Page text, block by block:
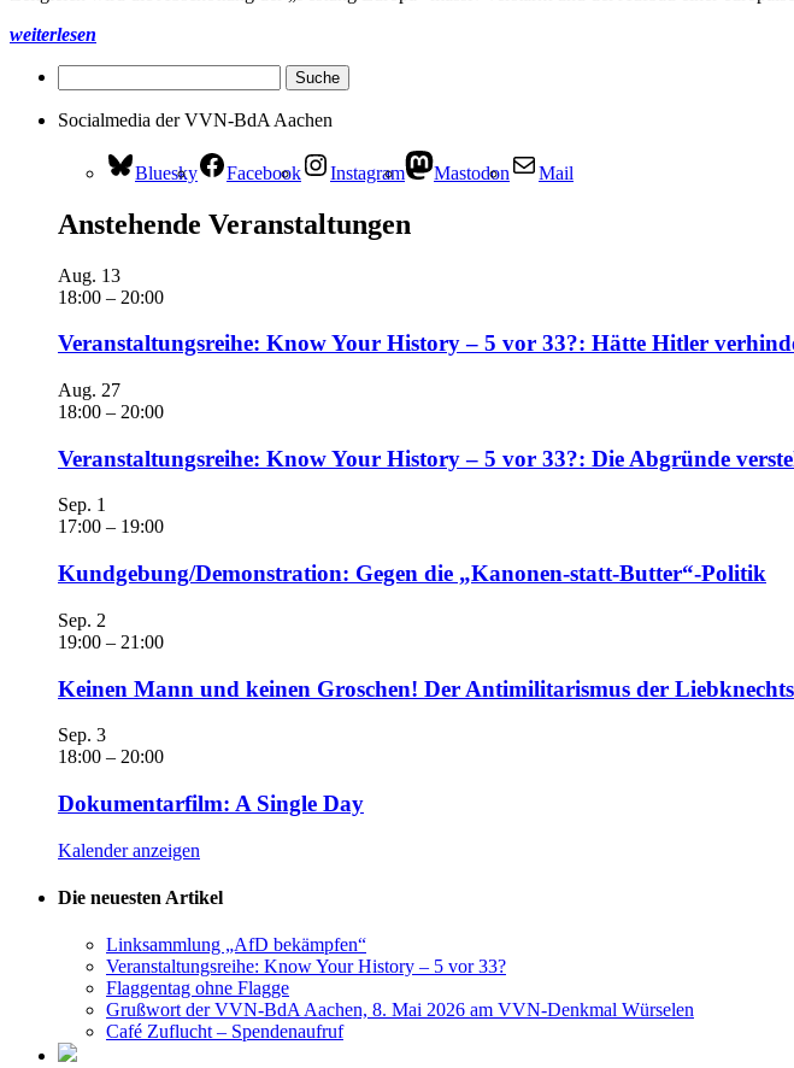
weiterlesen
Socialmedia der VVN-BdA Aachen
Bluesky Facebook Instagram Mastodon Mail
Anstehende Veranstaltungen
Aug. 13
18:00 – 20:00
Veranstaltungsreihe: Know Your History – 5 vor 33?: Hätte Hitler
Aug. 27
18:00 – 20:00
Veranstaltungsreihe: Know Your History – 5 vor 33?: Die Abgründe
Sep. 1
17:00 – 19:00
Kundgebung/Demonstration: Gegen die „Kanonen-statt-Butter“-Politik
Sep. 2
19:00 – 21:00
Keinen Mann und keinen Groschen! Der Antimilitarismus der Liebknechts
Sep. 3
18:00 – 20:00
Dokumentarfilm: A Single Day
Kalender anzeigen
Die neuesten Artikel
Linksammlung „AfD bekämpfen“
Veranstaltungsreihe: Know Your History – 5 vor 33?
Flaggentag ohne Flagge
Grußwort der VVN-BdA Aachen, 8. Mai 2026 am VVN-Denkmal Würselen
Café Zuflucht – Spendenaufruf